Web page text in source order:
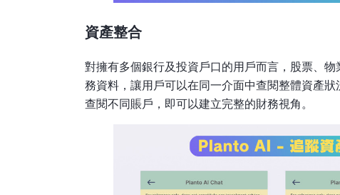
資產整合
對擁有多個銀行及投資戶口的用戶而言，股票、
務資料，讓用戶可以在同一介面中查閱整體資產
查閱不同賬戶，即可以建立完整的財務視角。